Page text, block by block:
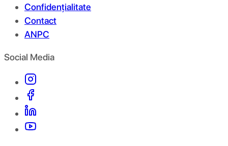
Confidențialitate
Contact
ANPC
Social Media